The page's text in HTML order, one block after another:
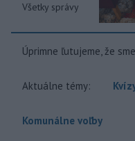
Všetky správy
Úprimne ľutujeme, že
Aktuálne témy:
Komunálne voľby